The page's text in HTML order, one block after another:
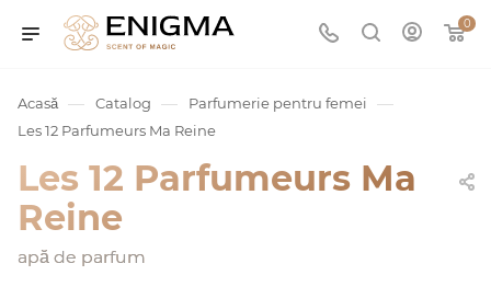
0
Acasă — Catalog — Parfumerie pentru femei —
Les 12 Parfumeurs Ma Reine
Les 12 Parfumeurs Ma
Reine
apă de parfum